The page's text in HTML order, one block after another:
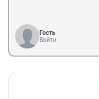
Гость
Войти